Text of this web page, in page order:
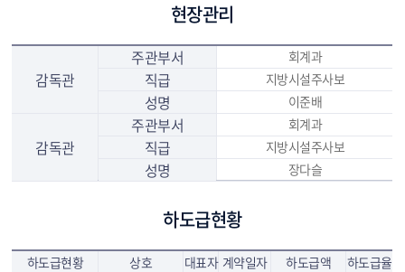
현장관리
감독관
주관부서 회계과
직급 지방시설주사보
성명 이준배
감독관
주관부서 회계과
직급 지방시설주사보
성명 장다슬
하도급현황
하도급현황 상호 대표자 계약일자 하도급액
하도급율